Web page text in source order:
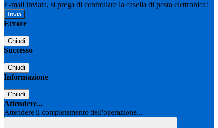
E-mail inviata, si prega di controllare la casella di posta elettronica!
Errore
Chiudi
Successo
Chiudi
Informazione
Chiudi
Attendere...
Attendere il completamento dell'operazione...